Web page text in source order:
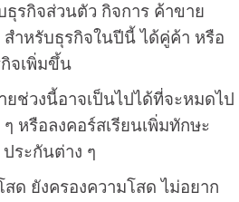
รกิจส่วนตัว กิจการ ค้าขาย
ำหรับธุรกิจในปีนี้ ได้คู่ค้า หรือ
จเพิ่มขึ้น
ยช่วงนี้อาจเป็นไปได้ที่จะหมดไป
หรือลงคอร์สเรียนเพิ่มทักษะ
ระกันต่าง ๆ
ด ยังครองความโสด ไม่อยาก